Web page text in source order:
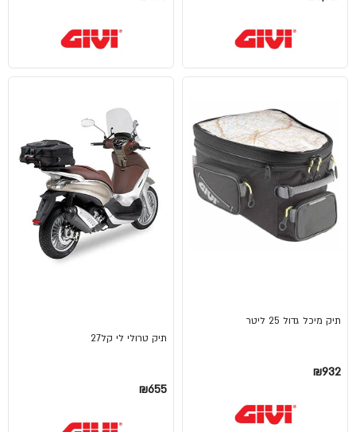
תיק מיכל גדול 25 ליטר
₪932
תיק טרולי לי קל27
₪655